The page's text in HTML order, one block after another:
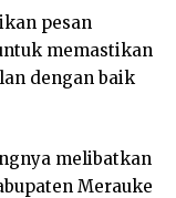
pesan
memastikan
dengan baik
melibatkan
Merauke